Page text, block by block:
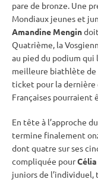
pare de bronze. Une
Mondiaux jeunes et
Amandine Mengin
Quatrième, la
au pied du podium
meilleure biathlète de
ticket pour la dernière
Françaises pourraient
En tête à l’approche
termine finalement
dont quatre sur ses
compliquée pour
juniors de l’individuel,